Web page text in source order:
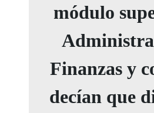
módulo
Finanzas y
decían que